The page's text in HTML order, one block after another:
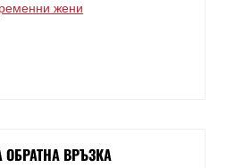
жени
ВРЪЗКА